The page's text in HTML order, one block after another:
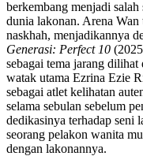
berkembang menjadi
dunia lakonan. Arena Wan
naskhah, menjadikannya
Generasi: Perfect 10
sebagai tema jarang
watak utama Ezrina Ezie
sebagai atlet kelihatan
selama sebulan sebelum
dedikasinya terhadap seni
seorang pelakon wanita
dengan lakonannya.